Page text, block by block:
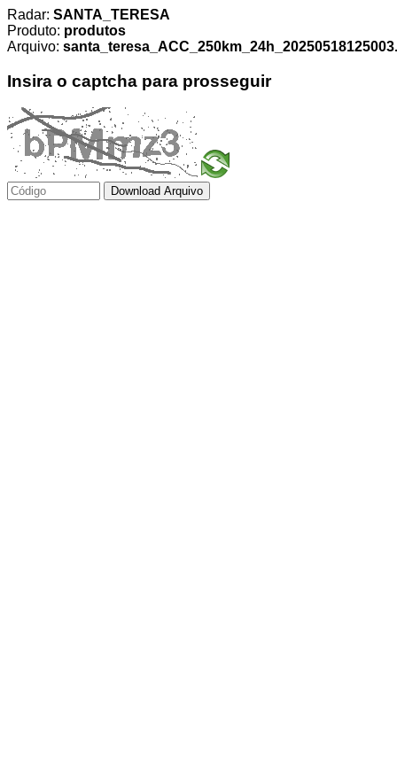
Radar: SANTA_TERESA
Produto: produtos
Arquivo:
Insira o captcha para prosseguir